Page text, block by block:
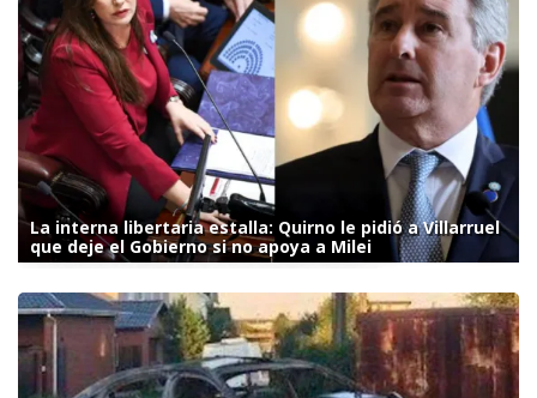
La interna libertaria estalla: Quirno le pidió a Villarruel
que deje el Gobierno si no apoya a Milei